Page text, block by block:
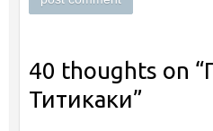
40 thoughts on “
Титикаки”